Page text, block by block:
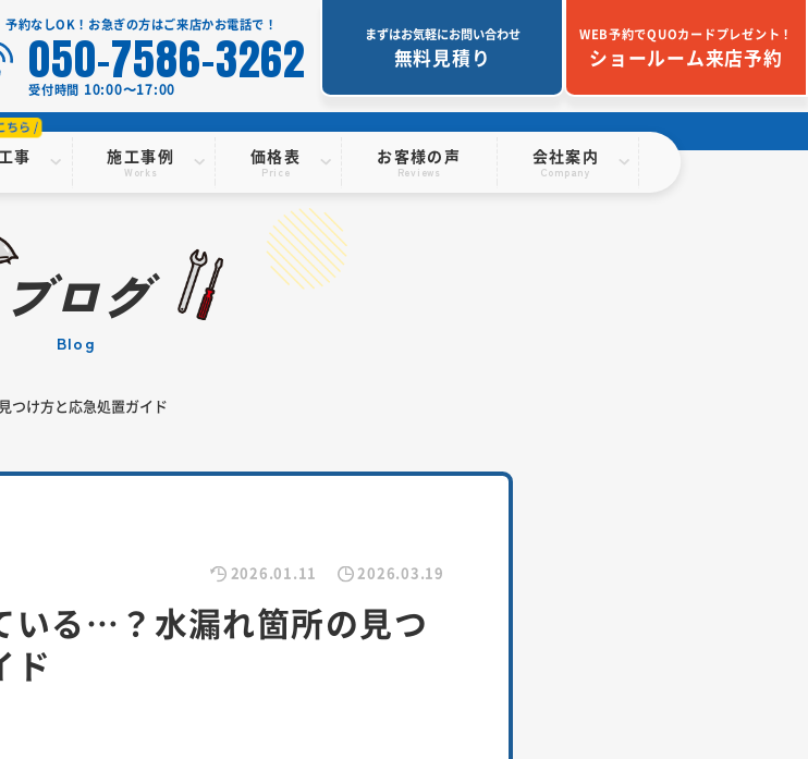
事 施工事例
Works
価格表
Price
お客様の声
Reviews
会社案内
Company
予約なしOK！お急ぎの方はご来店かお電話で！
050-7586-3262
受付時間 10:00〜17:00
WEB予約でQUOカードプレゼント！
ショールーム来店予約
まずはお気軽にお問い合わせ
無料見積り
ブログ
blog
つけ方と応急処置ガイド
2026.01.11
2026.03.19
いる…？水漏れ箇所の見つ
ド